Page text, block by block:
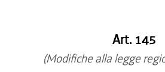
dal 11/08/2015 al 12/11/2015
dal 30/05/2015 al 10/08/2015
Art. 145
(Modifiche alla legge